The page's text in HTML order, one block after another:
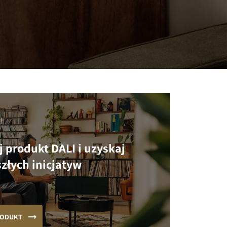
DALI i uzyskaj
inicjatyw